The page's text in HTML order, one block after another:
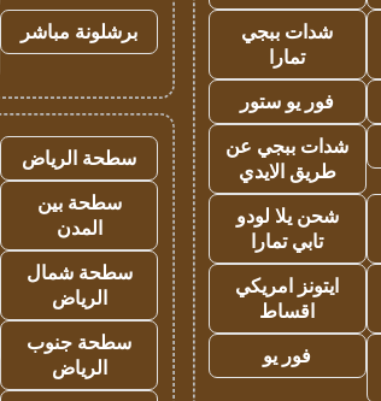
شدات ببجي
تمارا
فور يو ستور
شدات ببجي عن
طريق الايدي
شحن يلا لودو
تابي تمارا
ايتونز امريكي
اقساط
فور يو
برشلونة مباشر
سطحة الرياض
سطحة بين
المدن
سطحة شمال
الرياض
سطحة جنوب
الرياض